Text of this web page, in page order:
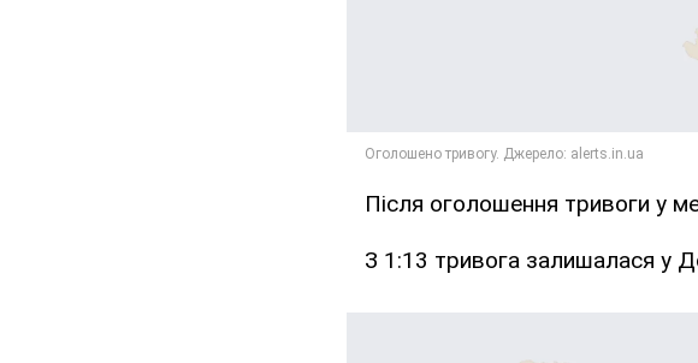
Після оголошення тривоги у
З 1:13 тривога залишалася у